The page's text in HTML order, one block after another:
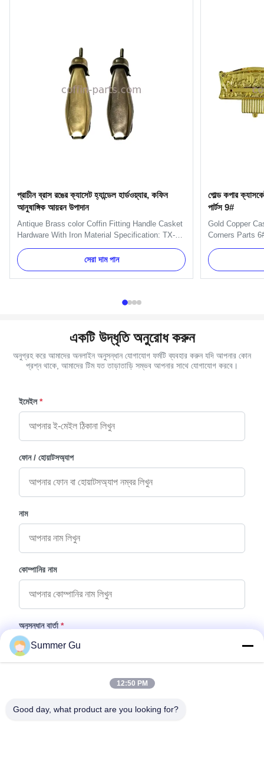
প্রাচীন ব্রাস রঙের ক্যাসেট হ্যান্ডেল হার্ডওয়্যার, কফিন
আনুষাঙ্গিক আয়রন উপাদান
Antique Brass color Coffin Fitting Handle Casket
Hardware With Iron Material Specification: TX-
use with plate and coffin bars. Item Name TX-
A05 Material Metal, Iron Color Gold, Silver, Brass
Delivery Time 30 days after the order confirmed
সেরা দাম পান
গোল্ড কপার
পার্টস 9#
Gold Copper
Corners Parts
Gold, Silver
Material Plastic
(Mainland)
একটি উদ্ধৃতি অনুরোধ করুন
অনুগ্রহ করে আমাদের অনলাইন অনুসন্ধান যোগাযোগ ফর্মটি ব্যবহার করুন যদি আপনার কোন
প্রশ্ন থাকে, আমাদের টিম যত তাড়াতাড়ি সম্ভব আপনার সাথে যোগাযোগ করবে।
ইমেইল *
ফোন / হোয়াটসঅ্যাপ
নাম
কোম্পানির নাম
অনুসন্ধান বার্তা *
Summer Gu
12:50 PM
Good day, what product are you looking for?